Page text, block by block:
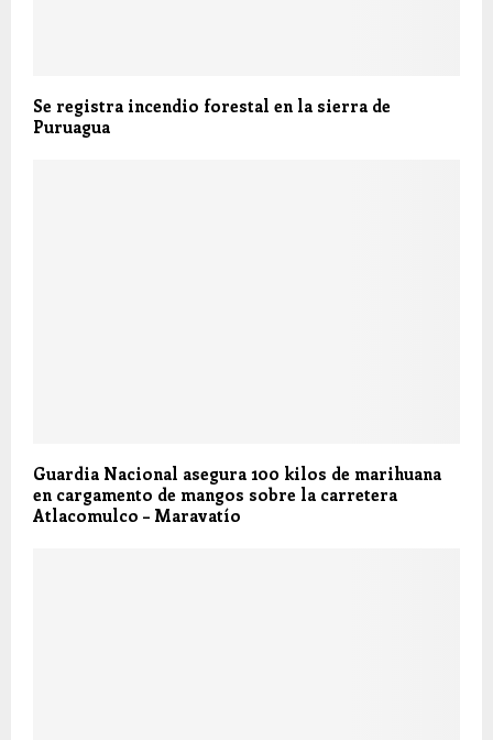
Se registra incendio forestal en la sierra de
Puruagua
Guardia Nacional asegura 100 kilos de marihuana
en cargamento de mangos sobre la carretera
Atlacomulco – Maravatío